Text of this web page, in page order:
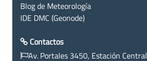
Blog de Meteorología
IDE DMC (Geonode)
Contactos
Av. Portales 3450, Estación Central